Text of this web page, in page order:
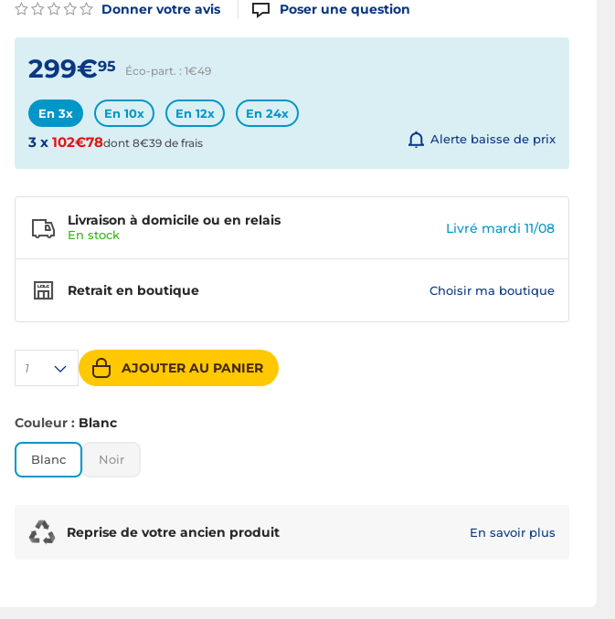
Donner votre avis Poser une question
299€95 Éco-part. : 1€49
En 3x En 10x En 12x En 24x
3 x 102€78dont 8€39 de frais Alerte baisse de prix
1 AJOUTER AU PANIER
Livraison à domicile ou en relais
En stock Livré mardi 11/08
Retrait en boutique Choisir ma boutique
Couleur : Blanc
Blanc Noir
Reprise de votre ancien produit En savoir plus